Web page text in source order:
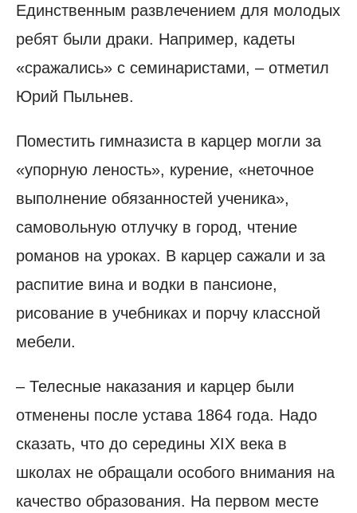
Единственным развлечением для молодых
ребят были драки. Например, кадеты
«сражались» с семинаристами, – отметил
Юрий Пыльнев.
Поместить гимназиста в карцер могли за
«упорную леность», курение, «неточное
выполнение обязанностей ученика»,
самовольную отлучку в город, чтение
романов на уроках. В карцер сажали и за
распитие вина и водки в пансионе,
рисование в учебниках и порчу классной
мебели.
– Телесные наказания и карцер были
отменены после устава 1864 года. Надо
сказать, что до середины XIX века в
школах не обращали особого внимания на
качество образования. На первом месте